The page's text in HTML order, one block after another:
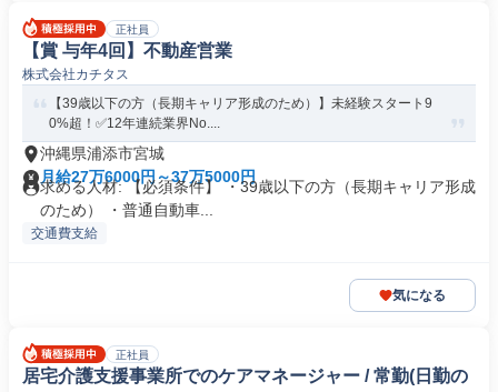
正社員
【賞 与年4回】不動産営業
株式会社カチタス
【39歳以下の方（長期キャリア形成のため）】未経験スタート9
0%超！✅12年連続業界No....
沖縄県浦添市宮城
月給27万6000円～37万5000円
求める人材: 【必須条件】 ・39歳以下の方（長期キャリア形成
のため） ・普通自動車...
交通費支給
気になる
正社員
居宅介護支援事業所でのケアマネージャー / 常勤(日勤の